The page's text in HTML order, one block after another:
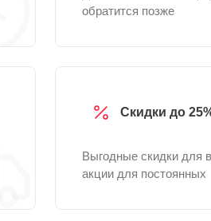
обратится позже
Скидки до
Выгодные скидки для
акции для постоянных